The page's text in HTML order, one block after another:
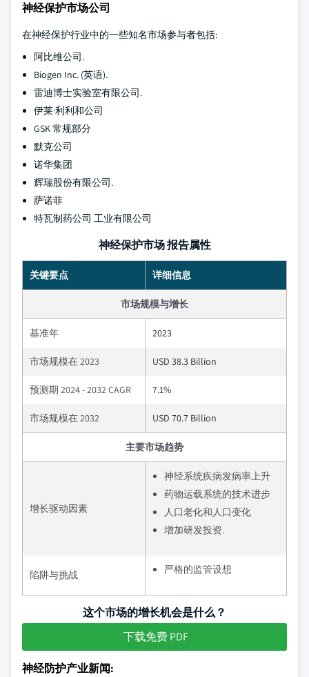
神经保护市场公司
在神经保护行业中的一些知名市场参与者包括:
阿比维公司.
Biogen Inc. (英语).
雷迪博士实验室有限公司.
伊莱·利利和公司
GSK 常规部分
默克公司
诺华集团
辉瑞股份有限公司.
萨诺菲
特瓦制药公司 工业有限公司
神经保护市场 报告属性
关键要点 详细信息
市场规模与增长
基准年 2023
市场规模在 2023 USD 38.3 Billion
预测期 2024 - 2032 CAGR 7.1%
市场规模在 2032 USD 70.7 Billion
主要市场趋势
增长驱动因素
神经系统疾病发病率上升
药物运载系统的技术进步
人口老化和人口变化
增加研发投资.
陷阱与挑战 严格的监管设想
这个市场的增长机会是什么？
下载免费 PDF
神经防护产业新闻: